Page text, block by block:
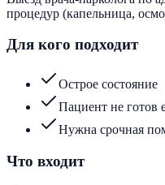
процедур (капельница,
Для кого подходит
Острое состояние
Пациент не готов
Нужна срочная
Что входит